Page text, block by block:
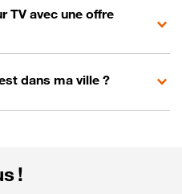
TV avec une offre
dans ma ville ?
!